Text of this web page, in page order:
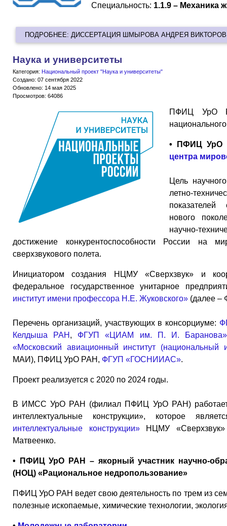
Специальность: 1.1.9 – Механика
ПОДРОБНЕЕ: ДИССЕРТАЦИЯ ШМЫРОВА АНДРЕЯ
Наука и университеты
Категория: Национальный проект "Наука и университеты"
Создано: 07 сентября 2022
Обновлено: 14 мая 2025
Просмотров: 64086
ПФИЦ УрО
• ПФИЦ УрО
центра
Цель
летно-
показателей
нового
научно-
достижение конкурентоспособности России на
сверхзвукового полета.
Инициатором создания НЦМУ «Сверхзвук» и
федеральное государственное унитарное
институт имени профессора Н.Е. Жуковского» (далее
Перечень организаций, участвующих в консорциуме:
Келдыша РАН , ФГУП «ЦИАМ им. П. И. Баранова»
«Московский авиационный институт (национальный
МАИ), ПФИЦ УрО РАН, ФГУП «ГОСНИИАС».
Проект реализуется с 2020 по 2024 годы.
В ИМСС УрО РАН (филиал ПФИЦ УрО РАН) работает
интеллектуальные конструкции», которое
интеллектуальные конструкции»НЦМУ «Сверхзвук»
Матвеенко.
• ПФИЦ УрО РАН – якорный участник научно-
(НОЦ) «Рациональное недропользование»
ПФИЦ УрО РАН ведет свою деятельность по трем из
полезные ископаемые, химические технологии,